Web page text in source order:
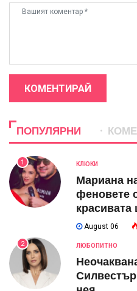
КОМЕНТИРАЙ
ПОПУЛЯРНИ
1 КЛЮКИ
Мариана
феновете
красивата
August 06
2 ЛЮБОПИТНО